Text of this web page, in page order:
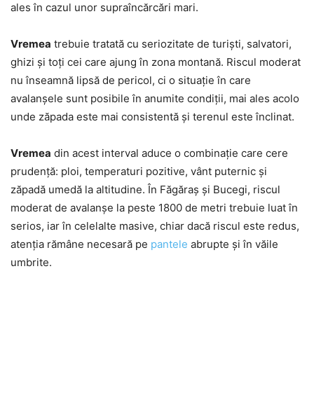
ales în cazul unor supraîncărcări mari.
Vremea trebuie tratată cu seriozitate de turiști, salvatori,
ghizi și toți cei care ajung în zona montană. Riscul moderat
nu înseamnă lipsă de pericol, ci o situație în care
avalanșele sunt posibile în anumite condiții, mai ales acolo
unde zăpada este mai consistentă și terenul este înclinat.
Vremea din acest interval aduce o combinație care cere
prudență: ploi, temperaturi pozitive, vânt puternic și
zăpadă umedă la altitudine. În Făgăraș și Bucegi, riscul
moderat de avalanșe la peste 1800 de metri trebuie luat în
serios, iar în celelalte masive, chiar dacă riscul este redus,
atenția rămâne necesară pe pantele abrupte și în văile
umbrite.